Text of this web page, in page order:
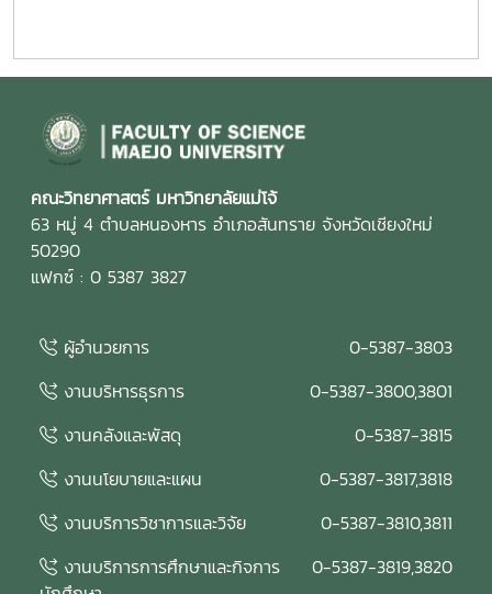
คณะวิทยาศาสตร์ มหาวิทยาลัยแม่โจ้
63 หมู่ 4 ตำบลหนองหาร อำเภอสันทราย จังหวัดเชียงใหม่
50290
แฟกซ์ : 0 5387 3827
ผู้อำนวยการ
0-5387-3803
งานบริหารธุรการ
0-5387-3800,3801
งานคลังและพัสดุ
0-5387-3815
งานนโยบายและแผน
0-5387-3817,3818
งานบริการวิชาการและวิจัย
0-5387-3810,3811
งานบริการการศึกษาและกิจการ
0-5387-3819,3820